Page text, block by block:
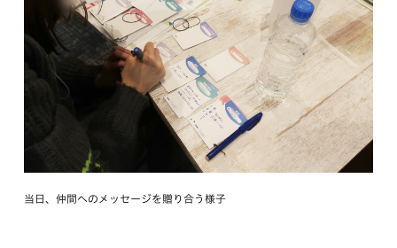
当日、仲間へのメッセージを贈り合う様子